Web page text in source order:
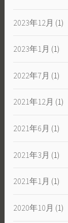
2023年12月 (1)
2023年1月 (1)
2022年7月 (1)
2021年12月 (1)
2021年6月 (1)
2021年3月 (1)
2021年1月 (1)
2020年10月 (1)